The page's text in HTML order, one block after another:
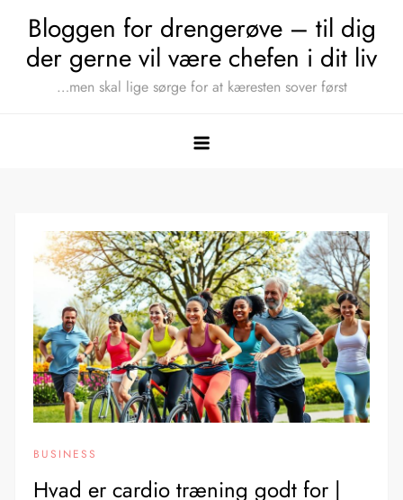
content
Bloggen for drengerøve – til dig
der gerne vil være chefen i dit liv
…men skal lige sørge for at kæresten sover først
BUSINESS
Hvad er cardio træning godt for |